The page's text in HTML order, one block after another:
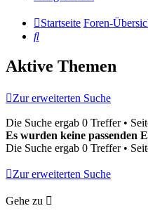
Startseite Foren-
Suche
Aktive Themen
Zur erweiterten Suche
Die Suche ergab 0 Treffer •
Es wurden keine passenden
Die Suche ergab 0 Treffer •
Zur erweiterten Suche
Gehe zu